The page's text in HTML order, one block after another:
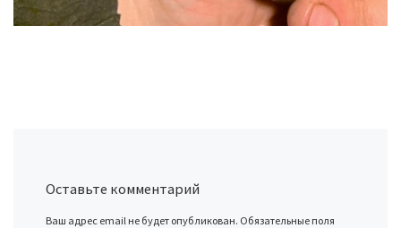
Оставьте комментарий
Ваш адрес email не будет опубликован. Обязательные поля